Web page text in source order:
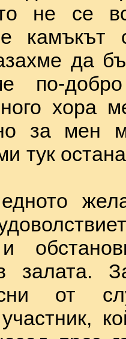
не се
да
по-
хора
за мен
тук
залата.
от